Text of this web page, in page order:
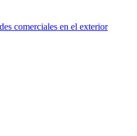
comerciales en el exterior